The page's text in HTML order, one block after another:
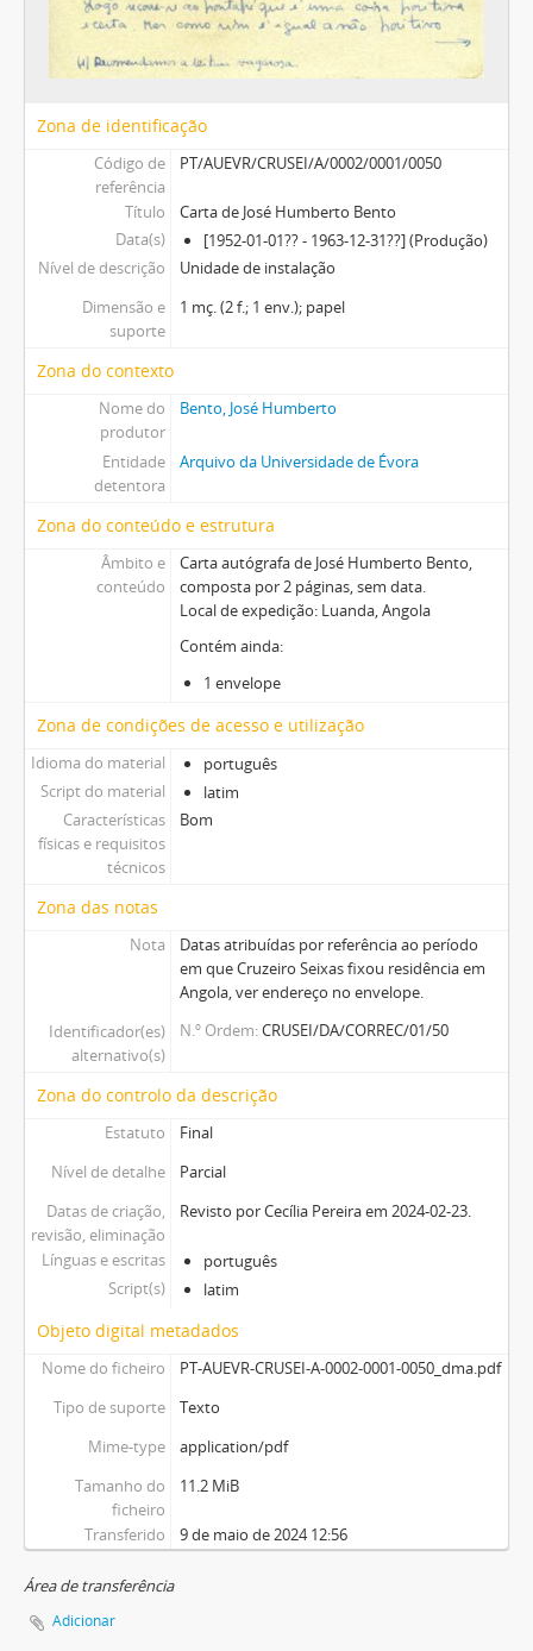
Zona de identificação
Código de
referência
PT/AUEVR/CRUSEI/A/0002/0001/0050
Título
Carta de José Humberto Bento
Data(s)
[1952-01-01?? - 1963-12-31??] (Produção)
Nível de descrição
Unidade de instalação
Dimensão e
suporte
1 mç. (2 f.; 1 env.); papel
Zona do contexto
Nome do
produtor
Bento, José Humberto
Entidade
detentora
Arquivo da Universidade de Évora
Zona do conteúdo e estrutura
Âmbito e
conteúdo
Carta autógrafa de José Humberto Bento,
composta por 2 páginas, sem data.
Local de expedição: Luanda, Angola
Contém ainda:
1 envelope
Zona de condições de acesso e utilização
Idioma do material
português
Script do material
latim
Características
físicas e requisitos
técnicos
Bom
Zona das notas
Nota
Datas atribuídas por referência ao período
em que Cruzeiro Seixas fixou residência em
Angola, ver endereço no envelope.
Identificador(es)
alternativo(s)
N.º Ordem CRUSEI/DA/CORREC/01/50
Zona do controlo da descrição
Estatuto
Final
Nível de detalhe
Parcial
Datas de criação,
revisão, eliminação
Revisto por Cecília Pereira em 2024-02-23.
Línguas e escritas
português
Script(s)
latim
Objeto digital metadados
Nome do ficheiro
PT-AUEVR-CRUSEI-A-0002-0001-0050_dma.pdf
Tipo de suporte
Texto
Mime-type
application/pdf
Tamanho do
ficheiro
11.2 MiB
Transferido 9 de maio de 2024 12:56
Área de transferência
Adicionar